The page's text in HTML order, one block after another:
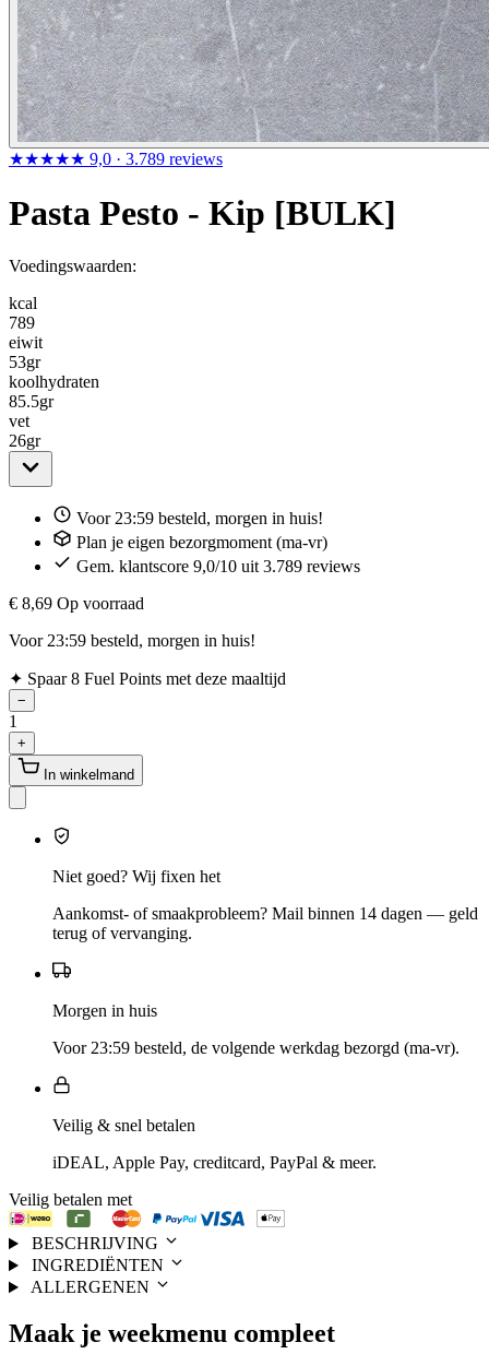
★★★★★ 9,0 · 3.789 reviews
Pasta Pesto - Kip [BULK]
Voedingswaarden:
kcal
789
eiwit
53gr
koolhydraten
85.5gr
vet
26gr
Voor 23:59 besteld, morgen in huis!
Plan je eigen bezorgmoment (ma-vr)
Gem. klantscore 9,0/10 uit 3.789 reviews
€ 8,69 Op voorraad
Voor 23:59 besteld, morgen in huis!
✦ Spaar 8 Fuel Points met deze maaltijd
−
1
+
In winkelmand
Niet goed? Wij fixen het
Aankomst- of smaakprobleem? Mail binnen 14 dagen — geld
terug of vervanging.
Morgen in huis
Voor 23:59 besteld, de volgende werkdag bezorgd (ma-vr).
Veilig & snel betalen
iDEAL, Apple Pay, creditcard, PayPal & meer.
Veilig betalen met
BESCHRIJVING
INGREDIËNTEN
ALLERGENEN
Maak je weekmenu compleet